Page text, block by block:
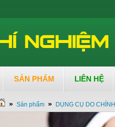
SẢN PHẨM LIÊN HỆ
» Sản phẩm » DỤNG CỤ DO